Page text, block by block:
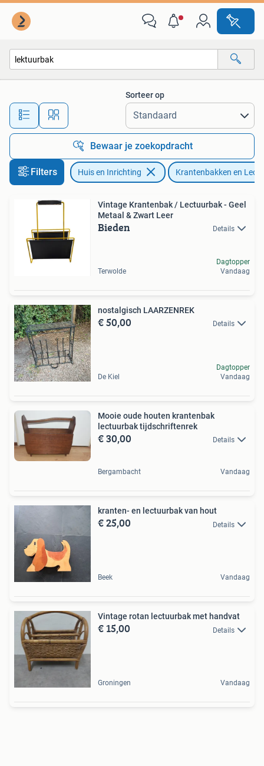
Alle afstanden…
Sorteer op
Bewaar je zoekopdracht
Filters Huis en Inrichting Krantenbakken en
Vintage Krantenbak / Lectuurbak - Geel
Metaal & Zwart Leer
Bieden Details
Terwolde
Dagtopper
Vandaag
nostalgisch LAARZENREK
€ 50,00 Details
De Kiel
Dagtopper
Vandaag
Mooie oude houten krantenbak
lectuurbak tijdschriftenrek
€ 30,00 Details
Bergambacht Vandaag
kranten- en lectuurbak van hout
€ 25,00 Details
Beek Vandaag
Vintage rotan lectuurbak met handvat
€ 15,00 Details
Groningen Vandaag